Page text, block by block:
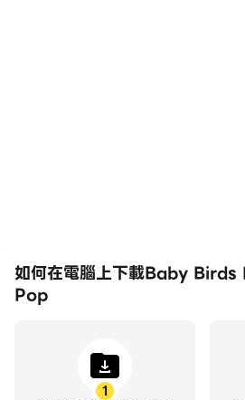
如何在電腦上下載Baby
Pop
1